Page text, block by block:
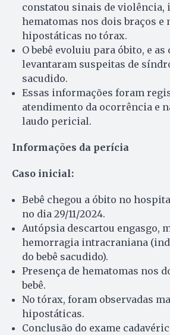
constatou sinais de violência,
hematomas nos dois braços e
hipostáticas no tórax.
O bebê evoluiu para óbito, e
levantaram suspeitas de
sacudido.
Essas informações foram
atendimento da ocorrência e
laudo pericial.
Informações da perícia
Caso inicial:
Bebê chegou a óbito no
no dia 29/11/2024.
Autópsia descartou engasgo,
hemorragia intracraniana
do bebê sacudido).
Presença de hematomas nos
bebê.
No tórax, foram observadas
hipostáticas.
Conclusão do exame